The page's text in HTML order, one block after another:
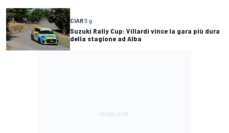
CIAR3 g
Suzuki Rally Cup: Villardi vince la gara più dura
della stagione ad Alba